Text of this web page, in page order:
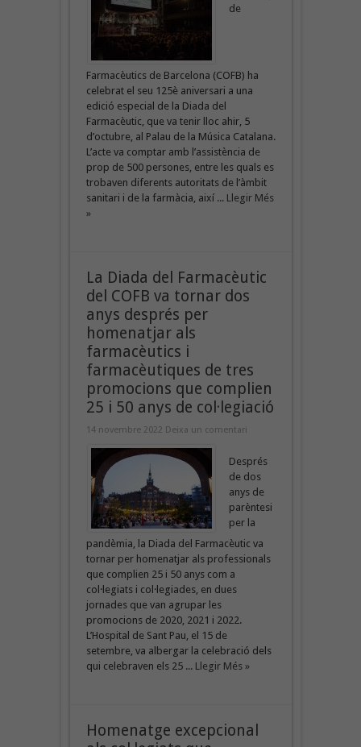
de
Farmacèutics de Barcelona (COFB) ha
celebrat el seu 125è aniversari a una
edició especial de la Diada del
Farmacèutic, que va tenir lloc ahir, 5
d’octubre, al Palau de la Música Catalana.
L’acte va comptar amb l’assistència de
prop de 500 persones, entre les quals es
trobaven diferents autoritats de l’àmbit
sanitari i de la farmàcia, així ... Llegir Més
»
La Diada del Farmacèutic
del COFB va tornar dos
anys després per
homenatjar als
farmacèutics i
farmacèutiques de tres
promocions que complien
25 i 50 anys de col·legiació
14 novembre 2022 Deixa un comentari
Després
de dos
anys de
parèntesi
per la
pandèmia, la Diada del Farmacèutic va
tornar per homenatjar als professionals
que complien 25 i 50 anys com a
col·legiats i col·legiades, en dues
jornades que van agrupar les
promocions de 2020, 2021 i 2022.
L’Hospital de Sant Pau, el 15 de
setembre, va albergar la celebració dels
qui celebraven els 25 ... Llegir Més »
Homenatge excepcional